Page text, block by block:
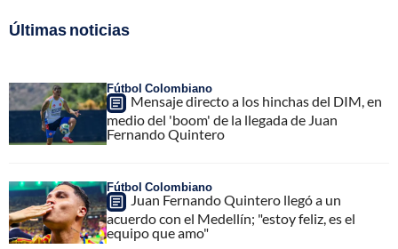
Últimas noticias
Fútbol Colombiano
Mensaje directo a los hinchas del DIM, en
medio del 'boom' de la llegada de Juan
Fernando Quintero
Fútbol Colombiano
Juan Fernando Quintero llegó a un
acuerdo con el Medellín; "estoy feliz, es el
equipo que amo"